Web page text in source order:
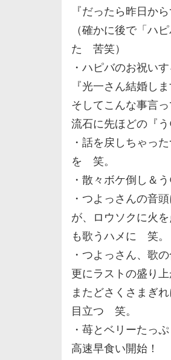
『だったら昨日か
（確かに後で「ハ
た 苦笑）
・ハピバのお祝い
『光一さん結婚し
そしてこんな事言
流石に先ほどの『
・話を戻しちゃっ
を 笑。
・散々ボケ倒し＆
・つよっさんの音
が、ロウソクに火
も歌うハメに 笑。
・つよっさん、歌
更にラストの盛り
またどさくさまぎ
目立つ 笑。
・苺とベリーたっ
高速早食い開始！